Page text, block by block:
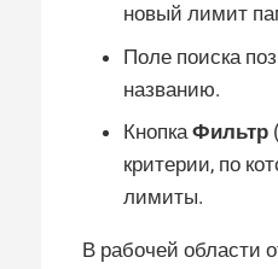
новый лимит
Поле поиска
названию.
КнопкаФильтр
критерии, по
лимиты.
В рабочей области